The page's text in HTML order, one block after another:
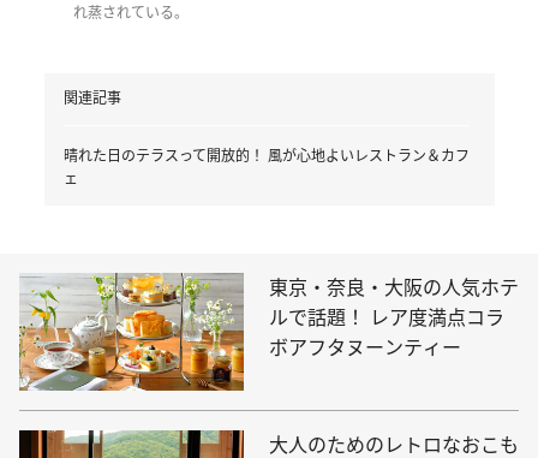
れ蒸されている。
関連記事
晴れた日のテラスって開放的！ 風が心地よいレストラン＆カフ
ェ
東京・奈良・大阪の人気ホテ
ルで話題！ レア度満点コラ
ボアフタヌーンティー
大人のためのレトロなおこも